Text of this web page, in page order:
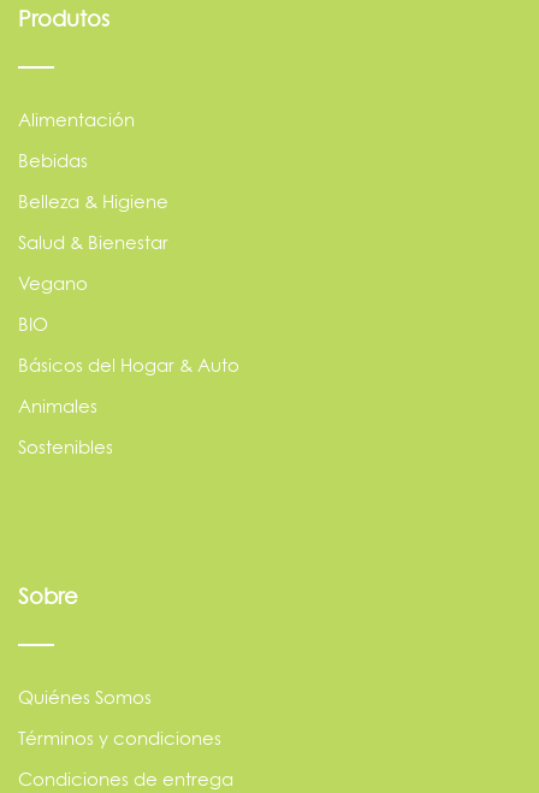
Produtos
Alimentación
Bebidas
Belleza & Higiene
Salud & Bienestar
Vegano
BIO
Básicos del Hogar & Auto
Animales
Sostenibles
Sobre
Quiénes Somos
Términos y condiciones
Condiciones de entrega